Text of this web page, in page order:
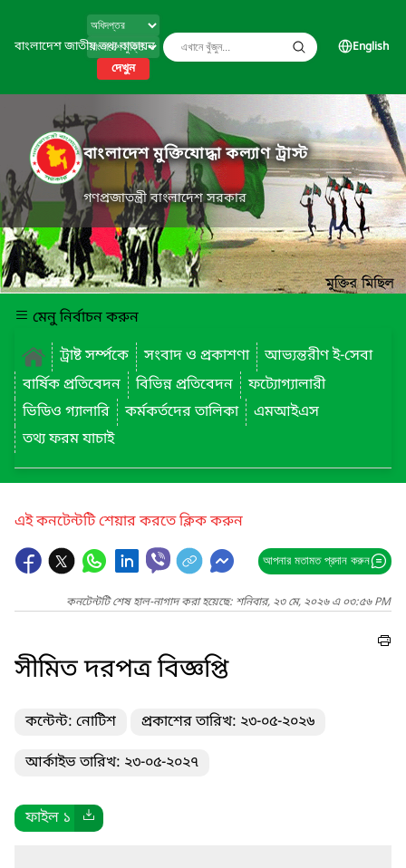
বাংলাদেশ জাতীয় তথ্য বাতায়ন
দেখুন
English
বাংলাদেশ মুক্তিযোদ্ধা কল্যাণ ট্রাস্ট
গণপ্রজাতন্ত্রী বাংলাদেশ সরকার
মেনু নির্বাচন করুন
ট্রাষ্ট সর্ম্পকে
সংবাদ ও প্রকাশণা
আভ্যন্তরীণ ই-সেবা
বার্ষিক প্রতিবেদন
বিভিন্ন প্রতিবেদন
ফট্যোগ্যালারী
ভিডিও গ্যালারি
কর্মকর্তদের তালিকা
এমআইএস
তথ্য ফরম যাচাই
এই কনটেন্টটি শেয়ার করতে ক্লিক করুন
আপনার মতামত প্রদান করুন
কনটেন্টটি শেষ হাল-নাগাদ করা হয়েছে: শনিবার, ২৩ মে, ২০২৬ এ ০৩:৫৬ PM
সীমিত দরপত্র বিজ্ঞপ্তি
কন্টেন্ট: নোটিশ প্রকাশের তারিখ: ২৩-০৫-২০২৬
আর্কাইভ তারিখ: ২৩-০৫-২০২৭
ফাইল ১